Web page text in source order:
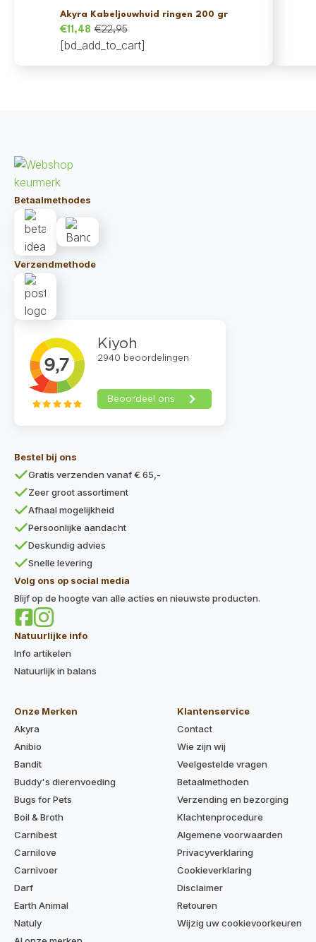
Akyra Kabeljouwhuid ringen 200 gr
€22,95
Oorspronkelijke
prijs
€11,48
Huidige
prijs
[bd_add_to_cart]
Betaalmethodes
Verzendmethode
Bestel bij ons
Gratis verzenden vanaf € 65,-
Zeer groot assortiment
Afhaal mogelijkheid
Persoonlijke aandacht
Deskundig advies
Snelle levering
Volg ons op social media
Blijf op de hoogte van alle acties en nieuwste producten.
Natuurlijke info
Info artikelen
Natuurlijk in balans
Onze Merken
Akyra
Anibio
Bandit
Buddy's dierenvoeding
Bugs for Pets
Boil & Broth
Carnibest
Carnilove
Carnivoer
Darf
Earth Animal
Natuly
Klantenservice
Contact
Wie zijn wij
Veelgestelde vragen
Betaalmethoden
Verzending en bezorging
Klachtenprocedure
Algemene voorwaarden
Privacyverklaring
Cookieverklaring
Disclaimer
Retouren
Wijzig uw cookievoorkeuren